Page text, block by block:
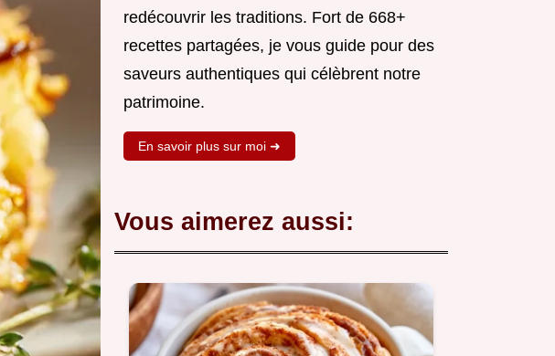
redécouvrir les traditions. Fort de 668+
recettes partagées, je vous guide pour des
saveurs authentiques qui célèbrent notre
patrimoine.
En savoir plus sur moi ➜
Vous aimerez aussi: